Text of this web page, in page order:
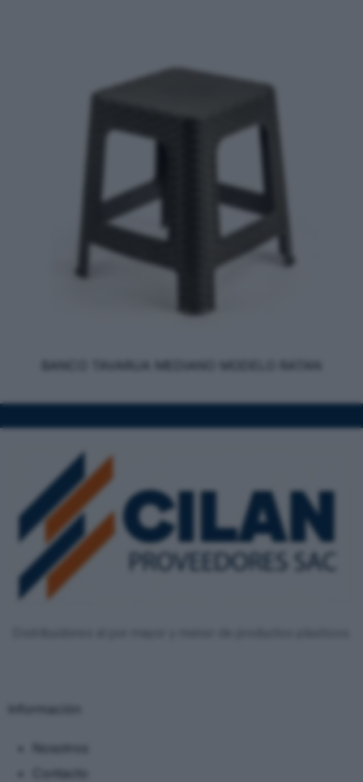
Información
Contacto